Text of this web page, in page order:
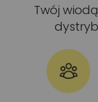
Twój